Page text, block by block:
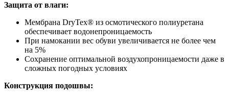
Защита от влаги:
Мембрана DryTex® из осмотического полиуретана
обеспечивает водонепроницаемость
При намокании вес обуви увеличивается не более чем
на 5%
Сохранение оптимальной воздухопроницаемости даже в
сложных погодных условиях
Конструкция подошвы: